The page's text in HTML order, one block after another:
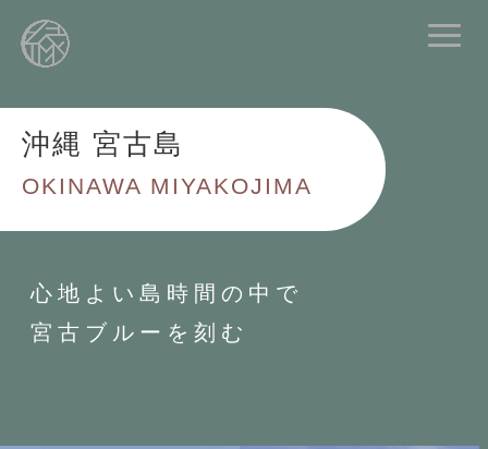
沖縄 宮古島
OKINAWA MIYAKOJIMA
心地よい島時間の中で
宮古ブルーを刻む